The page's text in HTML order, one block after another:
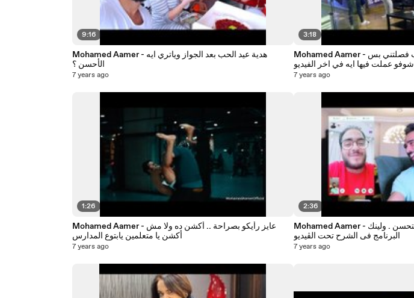
9:16
Mohamed Aamer - هدية عيد الحب بعد الجواز وياتري ايه
الأحسن ؟
7 years ago
1:26
Mohamed Aamer - عايز رأيكو بصراحة .. أكشن ده ولا مش
أكشن يا متعلمين يابتوع المدارس
7 years ago
3:18
Mohamed Aamer - جيت افاجئها في عيد الحب فصلتني بس
شوفو عملت فيها ايه في اخر الفيديو
7 years ago
2:36
Mohamed Aamer - اللغة الثانية هتتحسن يعني هتتحسن . ولينك
البرنامج فى الشرح تحت الڤيديو
7 years ago